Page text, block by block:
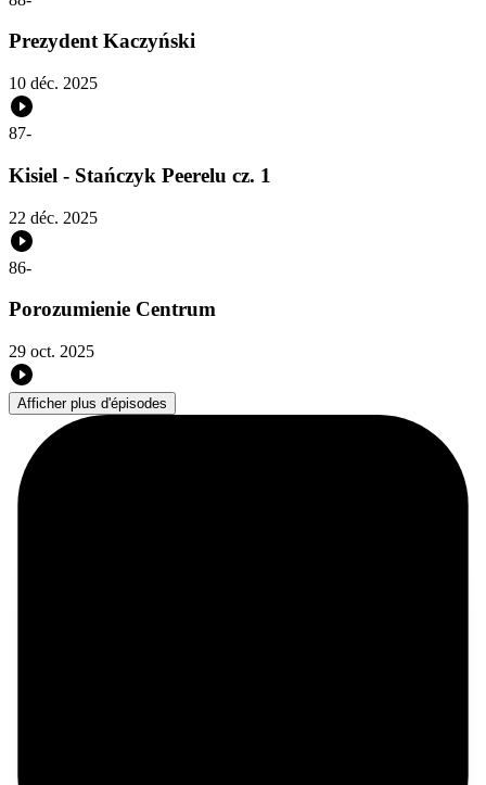
Prezydent Kaczyński
10 déc. 2025
87-
Kisiel - Stańczyk Peerelu cz. 1
22 déc. 2025
86-
Porozumienie Centrum
29 oct. 2025
Afficher plus d'épisodes